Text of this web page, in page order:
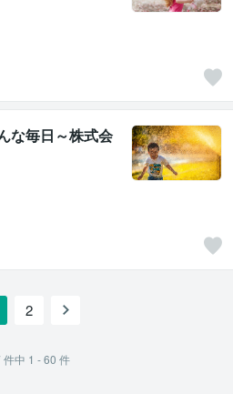
な毎日～株式会
2
件中 1 - 60 件